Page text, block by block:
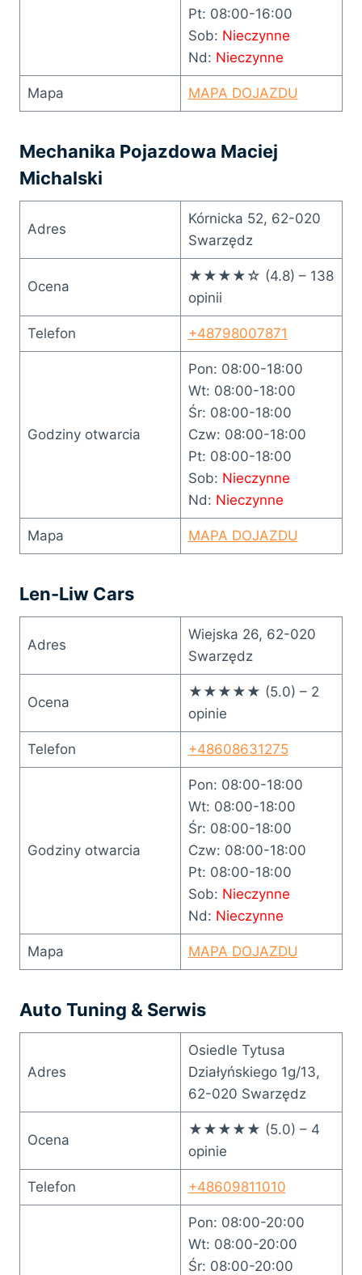
Pt: 08:00-16:00
Sob: Nieczynne
Nd: Nieczynne
Mapa MAPA DOJAZDU
Mechanika Pojazdowa Maciej
Michalski
Adres
Kórnicka 52, 62-020
Swarzędz
Ocena
★★★★☆ (4.8) – 138
opinii
Telefon +48798007871
Godziny otwarcia
Pon: 08:00-18:00
Wt: 08:00-18:00
Śr: 08:00-18:00
Czw: 08:00-18:00
Pt: 08:00-18:00
Sob: Nieczynne
Nd: Nieczynne
Mapa MAPA DOJAZDU
Len-Liw Cars
Adres
Wiejska 26, 62-020
Swarzędz
Ocena
★★★★★ (5.0) – 2
opinie
Telefon +48608631275
Godziny otwarcia
Pon: 08:00-18:00
Wt: 08:00-18:00
Śr: 08:00-18:00
Czw: 08:00-18:00
Pt: 08:00-18:00
Sob: Nieczynne
Nd: Nieczynne
Mapa MAPA DOJAZDU
Auto Tuning & Serwis
Adres
Osiedle Tytusa
Działyńskiego 1g/13,
62-020 Swarzędz
Ocena
★★★★★ (5.0) – 4
opinie
Telefon +48609811010
Pon: 08:00-20:00
Wt: 08:00-20:00
Śr: 08:00-20:00